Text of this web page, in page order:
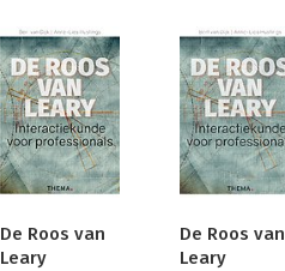
De Roos van
Leary
De Roos van
Leary